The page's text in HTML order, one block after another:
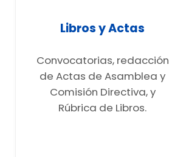
Libros y Actas
Convocatorias, redacción
de Actas de Asamblea y
Comisión Directiva, y
Rúbrica de Libros.